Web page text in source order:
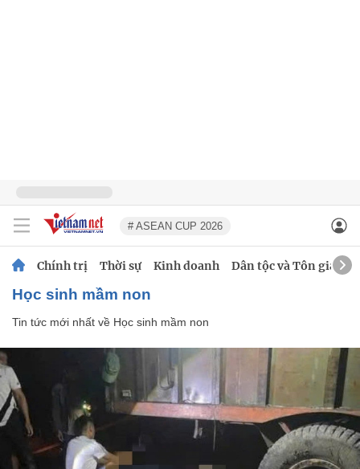
# ASEAN CUP 2026
Chính trị Thời sự Kinh doanh Dân tộc và Tôn giáo
Học sinh mầm non
Tin tức mới nhất về Học sinh mầm non